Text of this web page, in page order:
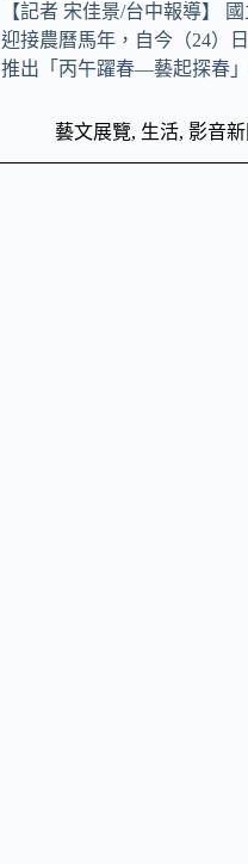
【記者 宋佳景/台中報導】
迎接農曆馬年，自今（24）
推出「丙午躍春—藝起探春
藝文展覽, 生活, 影音新